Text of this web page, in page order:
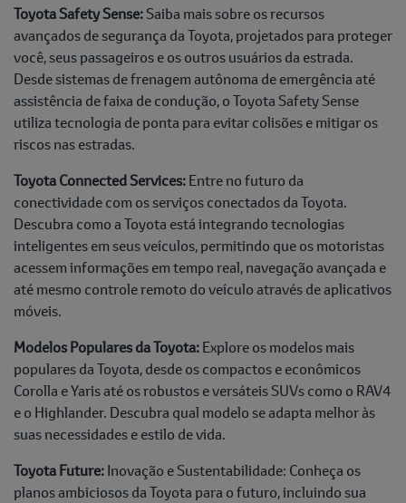
Toyota Safety Sense:Saiba mais sobre os recursos
avançados de segurança da Toyota, projetados para proteger
você, seus passageiros e os outros usuários da estrada.
Desde sistemas de frenagem autônoma de emergência até
assistência de faixa de condução, o Toyota Safety Sense
utiliza tecnologia de ponta para evitar colisões e mitigar os
riscos nas estradas.
Toyota Connected Services:Entre no futuro da
conectividade com os serviços conectados da Toyota.
Descubra como a Toyota está integrando tecnologias
inteligentes em seus veículos, permitindo que os motoristas
acessem informações em tempo real, navegação avançada e
até mesmo controle remoto do veículo através de aplicativos
móveis.
Modelos Populares da Toyota:Explore os modelos mais
populares da Toyota, desde os compactos e econômicos
Corolla e Yaris até os robustos e versáteis SUVs como o RAV4
e o Highlander. Descubra qual modelo se adapta melhor às
suas necessidades e estilo de vida.
Toyota Future:Inovação e Sustentabilidade: Conheça os
planos ambiciosos da Toyota para o futuro, incluindo sua